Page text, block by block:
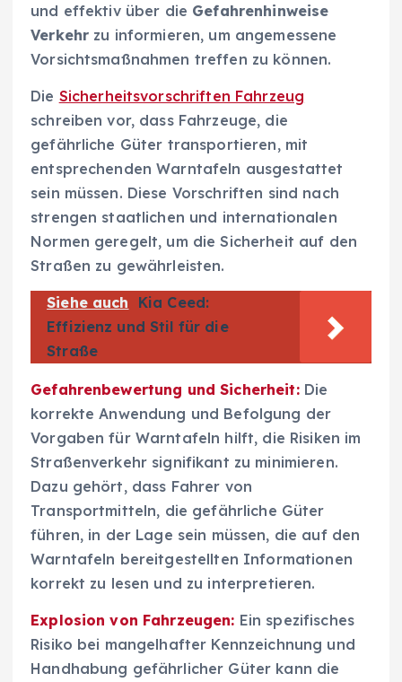
und effektiv über die Gefahrenhinweise
Verkehr zu informieren, um angemessene
Vorsichtsmaßnahmen treffen zu können.
Die Sicherheitsvorschriften Fahrzeug
schreiben vor, dass Fahrzeuge, die
gefährliche Güter transportieren, mit
entsprechenden Warntafeln ausgestattet
sein müssen. Diese Vorschriften sind nach
strengen staatlichen und internationalen
Normen geregelt, um die Sicherheit auf den
Straßen zu gewährleisten.
Siehe auch
Kia Ceed:
Effizienz und Stil für die
Straße
Gefahrenbewertung und Sicherheit:Die
korrekte Anwendung und Befolgung der
Vorgaben für Warntafeln hilft, die Risiken im
Straßenverkehr signifikant zu minimieren.
Dazu gehört, dass Fahrer von
Transportmitteln, die gefährliche Güter
führen, in der Lage sein müssen, die auf den
Warntafeln bereitgestellten Informationen
korrekt zu lesen und zu interpretieren.
Explosion von Fahrzeugen: Ein spezifisches
Risiko bei mangelhafter Kennzeichnung und
Handhabung gefährlicher Güter kann die